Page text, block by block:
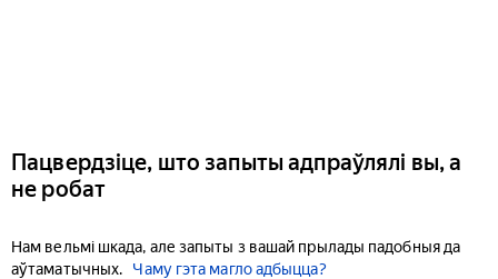
Пацвердзіце, што запыты адпраўлялі вы, а
не робат
Нам вельмі шкада, але запыты з вашай прылады падобныя да
аўтаматычных.
Чаму гэта магло адбыцца?